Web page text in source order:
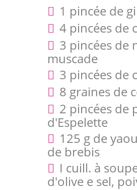
1 pincée de
4 pincées de
3 pincées de
muscade
3 pincées de
8 graines de
2 pincées de
d'Espelette
125 g de
de brebis
I cuill. à
d'olive e sel,